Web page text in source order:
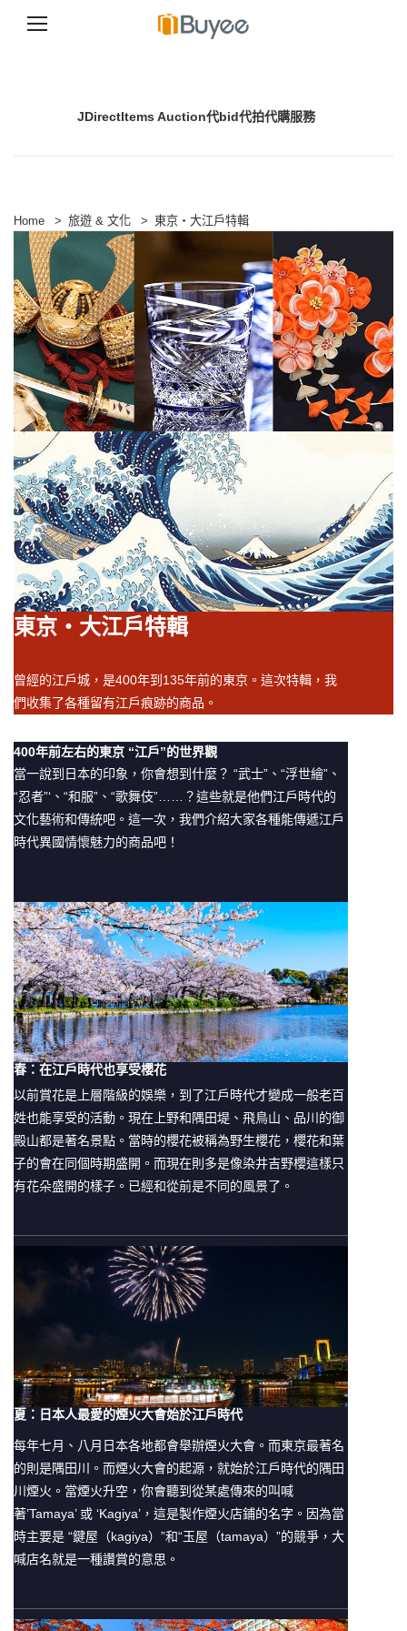
e
JDirectItems Auction代bid代拍代購服務
Home > 旅遊 & 文化 > 東京・大江戶特輯
東京・大江戶特輯
曾經的江戶城，是400年到135年前的東京。這次特輯，我
們收集了各種留有江戶痕跡的商品。
400年前左右的東京 “江戶”的世界觀
當一說到日本的印象，你會想到什麼？ “武士”、“浮世繪”、
“忍者”‘、“和服”、“歌舞伎”……？這些就是他們江戶時代的
文化藝術和傳統吧。這一次，我們介紹大家各種能傳遞江戶
時代異國情懷魅力的商品吧！
春：在江戶時代也享受櫻花
以前賞花是上層階級的娛樂，到了江戶時代才變成一般老百
姓也能享受的活動。現在上野和隅田堤、飛鳥山、品川的御
殿山都是著名景點。當時的櫻花被稱為野生櫻花，櫻花和葉
子的會在同個時期盛開。而現在則多是像染井吉野櫻這樣只
有花朵盛開的樣子。已經和從前是不同的風景了。
夏：日本人最愛的煙火大會始於江戶時代
每年七月、八月日本各地都會舉辦煙火大會。而東京最著名
的則是隅田川。而煙火大會的起源，就始於江戶時代的隅田
川煙火。當煙火升空，你會聽到從某處傳來的叫喊
著’Tamaya’ 或 ‘Kagiya’，這是製作煙火店鋪的名字。因為當
時主要是 “鍵屋（kagiya）”和“玉屋（tamaya）”的競爭，大
喊店名就是一種讚賞的意思。